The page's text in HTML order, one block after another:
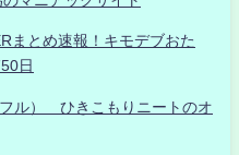
まとめ速報！キモデブおた
日
ル） ひきこもりニートのオ